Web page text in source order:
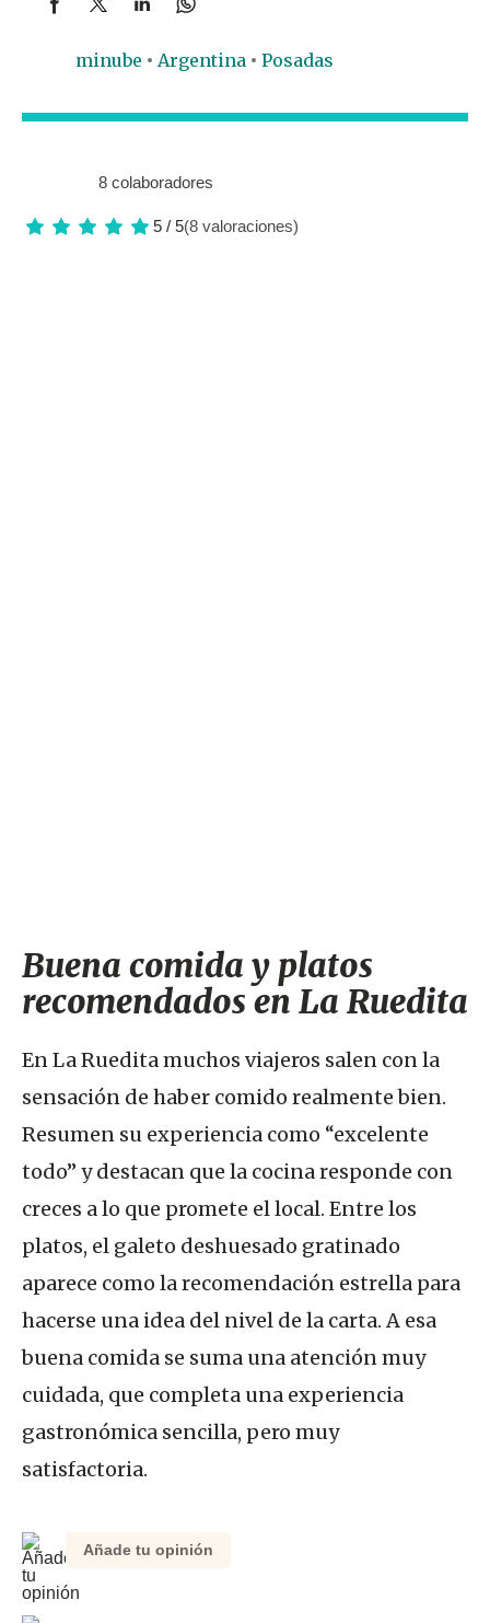
minube Argentina Posadas
8 colaboradores
5 / 5(8 valoraciones)
Buena comida y platos
recomendados en La Ruedita
En La Ruedita muchos viajeros salen con la
sensación de haber comido realmente bien.
Resumen su experiencia como “excelente
todo” y destacan que la cocina responde con
creces a lo que promete el local. Entre los
platos, el galeto deshuesado gratinado
aparece como la recomendación estrella para
hacerse una idea del nivel de la carta. A esa
buena comida se suma una atención muy
cuidada, que completa una experiencia
gastronómica sencilla, pero muy
satisfactoria.
Añade tu opinión